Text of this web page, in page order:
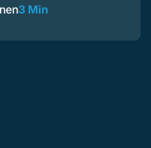
3 Min